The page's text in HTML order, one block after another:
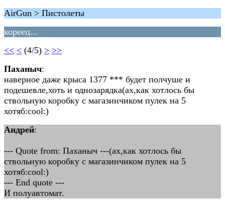
AirGun > Пистолеты
кореец...
<< < (4/5) > >>
Паханыч:
наверное даже крыса 1377 *** будет полчуше и
подешевле,хоть и однозарядка(ах,как хотлось бы
ствольную коробку с магазинчиком пулек на 5
хотяб:cool:)
Андрей:
--- Quote from: Паханыч ---(ах,как хотлось бы
ствольную коробку с магазинчиком пулек на 5
хотяб:cool:)
--- End quote ---
И полуавтомат.